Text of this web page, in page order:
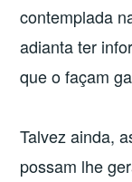
contemplada
adianta ter
que o façam
Talvez ainda,
possam lhe